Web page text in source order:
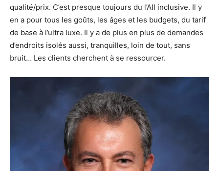
qualité/prix. C’est presque toujours du l’All inclusive. Il y
en a pour tous les goûts, les âges et les budgets, du tarif
de base à l’ultra luxe. Il y a de plus en plus de demandes
d’endroits isolés aussi, tranquilles, loin de tout, sans
bruit… Les clients cherchent à se ressourcer.